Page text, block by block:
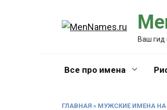
Ваш
Все про имена
ГЛАВНАЯ » МУЖСКИЕ ИМЕНА НА